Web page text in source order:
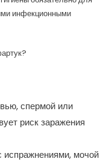
инфекционными
спермой или
риск заражения
испражнениями, мочой